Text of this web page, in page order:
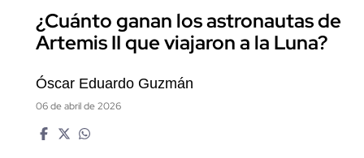
¿Cuánto ganan los astronautas de
Artemis II que viajaron a la Luna?
Óscar Eduardo Guzmán
06 de abril de 2026